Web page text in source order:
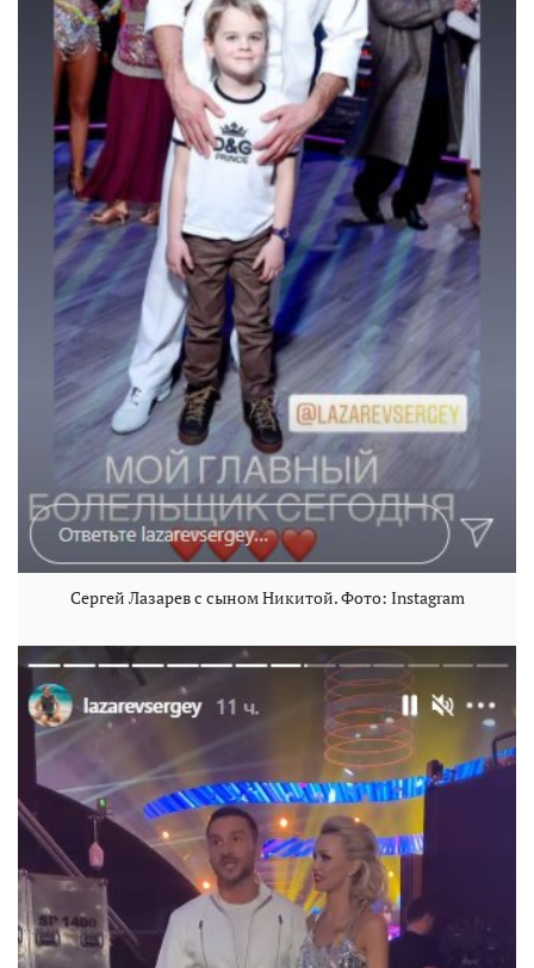
Сергей Лазарев с сыном Никитой. Фото: Instagram